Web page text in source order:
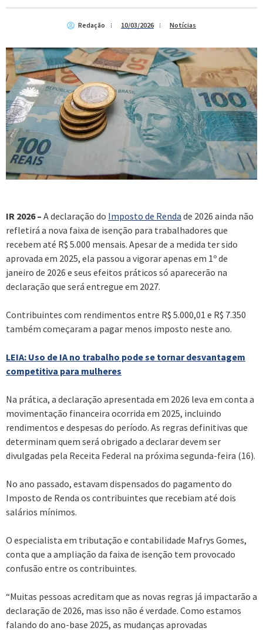
Redação 10/03/2026 Notícias
IR 2026 – A declaração do Imposto de Renda de 2026 ainda não
refletirá a nova faixa de isenção para trabalhadores que
recebem até R$ 5.000 mensais. Apesar de a medida ter sido
aprovada em 2025, ela passou a vigorar apenas em 1º de
janeiro de 2026 e seus efeitos práticos só aparecerão na
declaração que será entregue em 2027.
Contribuintes com rendimentos entre R$ 5.000,01 e R$ 7.350
também começaram a pagar menos imposto neste ano.
LEIA: Uso de IA no trabalho pode se tornar desvantagem
competitiva para mulheres
Na prática, a declaração apresentada em 2026 leva em conta a
movimentação financeira ocorrida em 2025, incluindo
rendimentos e despesas do período. As regras definitivas que
determinam quem será obrigado a declarar devem ser
divulgadas pela Receita Federal na próxima segunda-feira (16).
No ano passado, estavam dispensados do pagamento do
Imposto de Renda os contribuintes que recebiam até dois
salários mínimos.
O especialista em tributação e contabilidade Mafrys Gomes,
conta que a ampliação da faixa de isenção tem provocado
confusão entre os contribuintes.
“Muitas pessoas acreditam que as novas regras já impactarão a
declaração de 2026, mas isso não é verdade. Como estamos
falando do ano-base 2025, as mudanças aprovadas